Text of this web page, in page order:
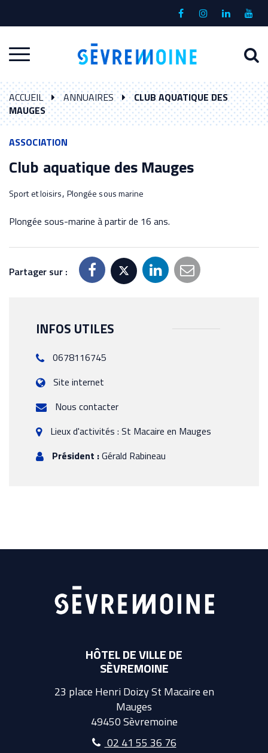
Lien
compte
Lien
Lien
compte
Lien
la
Aller
à
la
navigation
à
ACCUEIL ANNUAIRES
CLUB AQUATIQUE DES
MAUGES
ASSOCIATION
Club aquatique des Mauges
Sport et loisirs, Plongée sous marine
Plongée sous-marine à partir de 16 ans.
Partager sur :
INFOS UTILES
0678116745
Site internet
Nous contacter
Lieux d'activités : St Macaire en Mauges
Président :Gérald Rabineau
HÔTEL DE VILLE DE
SÈVREMOINE
23 place Henri Doizy St Macaire en
Mauges
49450 Sèvremoine
02 41 55 36 76